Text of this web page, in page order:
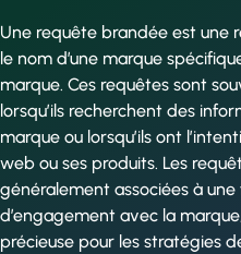
Une requête brandée est une
le nom d’une marque
marque. Ces requêtes sont
lorsqu’ils recherchent des
marque ou lorsqu’ils ont
web ou ses produits. Les
généralement associées à
d’engagement avec la
précieuse pour les stratégies